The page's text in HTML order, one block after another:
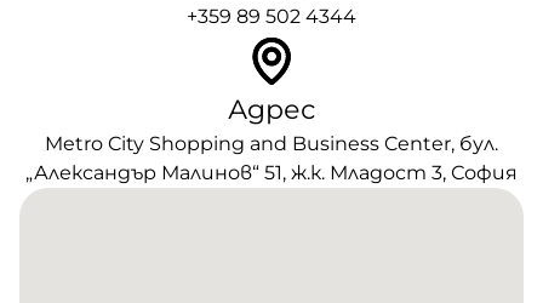
+359 89 502 4344
Адрес
Metro City Shopping and Business Center, бул.
„Александър Малинов“ 51, ж.к. Младост 3, София